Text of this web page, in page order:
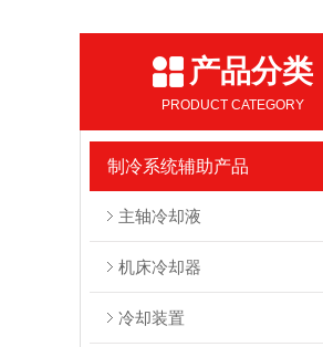
产品分类
PRODUCT CATEGORY
制冷系统辅助产品
主轴冷却液
机床冷却器
冷却装置